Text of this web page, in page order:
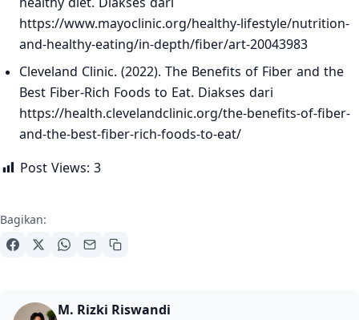
https://www.mayoclinic.org/healthy-lifestyle/nutrition-
and-healthy-eating/in-depth/fiber/art-20043983
Cleveland Clinic. (2022). The Benefits of Fiber and the
Best Fiber-Rich Foods to Eat. Diakses dari
https://health.clevelandclinic.org/the-benefits-of-fiber-
and-the-best-fiber-rich-foods-to-eat/
Post Views: 3
Bagikan:
M. Rizki Riswandi